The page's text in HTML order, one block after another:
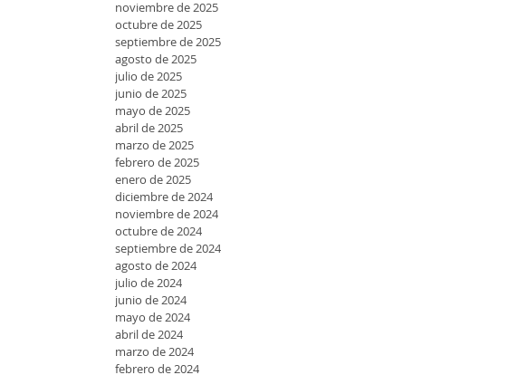
noviembre de 2025
octubre de 2025
septiembre de 2025
agosto de 2025
julio de 2025
junio de 2025
mayo de 2025
abril de 2025
marzo de 2025
febrero de 2025
enero de 2025
diciembre de 2024
noviembre de 2024
octubre de 2024
septiembre de 2024
agosto de 2024
julio de 2024
junio de 2024
mayo de 2024
abril de 2024
marzo de 2024
febrero de 2024